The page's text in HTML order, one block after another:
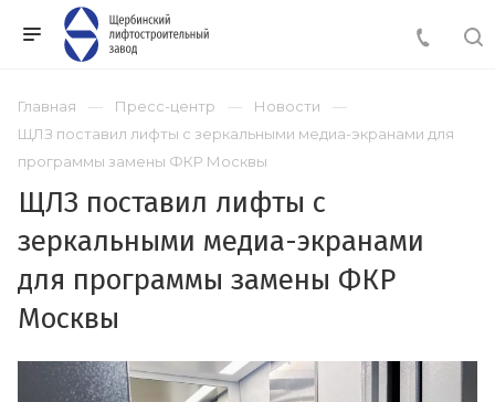
Главная Пресс-центр
Новости
ЩЛЗ поставил лифты с зеркальными медиа-экранами для
программы замены ФКР Москвы
ЩЛЗ поставил лифты с
зеркальными медиа-экранами
для программы замены ФКР
Москвы